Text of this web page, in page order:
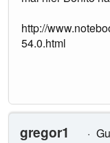
http://
54.0.html
gregor1